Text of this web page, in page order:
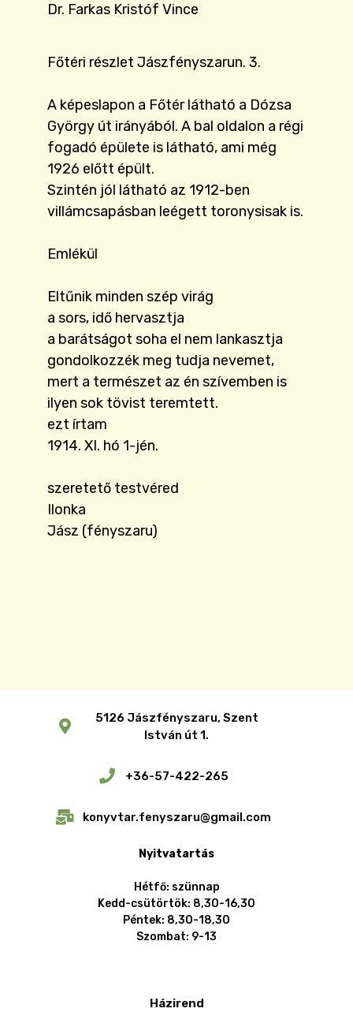
Dr. Farkas Kristóf Vince
Főtéri részlet Jászfényszarun. 3.
A képeslapon a Főtér látható a Dózsa
György út irányából. A bal oldalon a régi
fogadó épülete is látható, ami még
1926 előtt épült.
Szintén jól látható az 1912-ben
villámcsapásban leégett toronysisak is.
Emlékül
Eltűnik minden szép virág
a sors, idő hervasztja
a barátságot soha el nem lankasztja
gondolkozzék meg tudja nevemet,
mert a természet az én szívemben is
ilyen sok tövist teremtett.
ezt írtam
1914. XI. hó 1-jén.
szeretető testvéred
Ilonka
Jász (fényszaru)
5126 Jászfényszaru, Szent
István út 1.
+36-57-422-265
konyvtar.fenyszaru@gmail.com
Nyitvatartás
Hétfő: szünnap
Kedd-csütörtök: 8,30-16,30
Péntek: 8,30-18,30
Szombat: 9-13
Házirend